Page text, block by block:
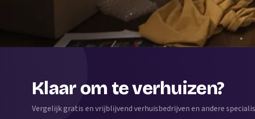
Klaar om te verhuizen?
Vergelijk gratis en vrijblijvend verhuisbedrijven en andere